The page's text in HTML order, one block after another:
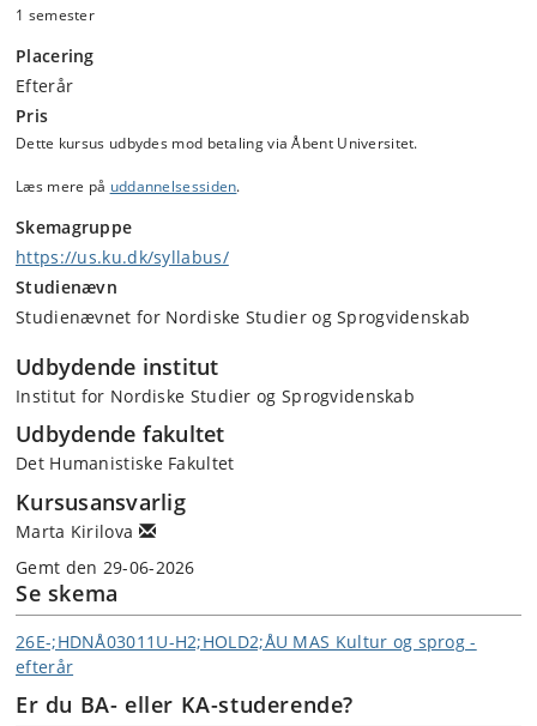
1 semester
Placering
Efterår
Pris
Dette kursus udbydes mod betaling via Åbent Universitet.
Læs mere på uddannelsessiden.
Skemagruppe
https:/​/​us.ku.dk/​syllabus/​
Studienævn
Studienævnet for Nordiske Studier og Sprogvidenskab
Udbydende institut
Institut for Nordiske Studier og Sprogvidenskab
Udbydende fakultet
Det Humanistiske Fakultet
Kursusansvarlig
Marta Kirilova
Gemt den 29-06-2026
Se skema
26E-;HDNÅ03011U-H2;HOLD2;ÅU MAS Kultur og sprog -
efterår
Er du BA- eller KA-studerende?